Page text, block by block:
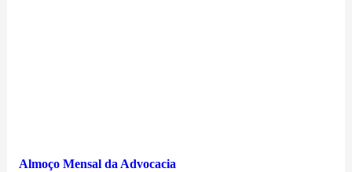
Almoço Mensal da Advocacia